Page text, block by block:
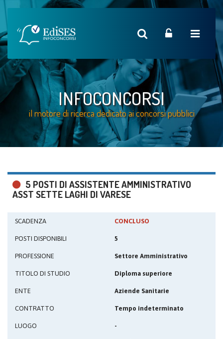
INFOCONCORSI
il motore di ricerca dedicato ai concorsi pubblici
5 POSTI DI ASSISTENTE AMMINISTRATIVO
ASST SETTE LAGHI DI VARESE
SCADENZA CONCLUSO
POSTI DISPONIBILI 5
PROFESSIONE Settore Amministrativo
TITOLO DI STUDIO Diploma superiore
ENTE Aziende Sanitarie
CONTRATTO Tempo indeterminato
LUOGO -